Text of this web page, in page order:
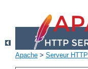
Apache > Serveur HTTP